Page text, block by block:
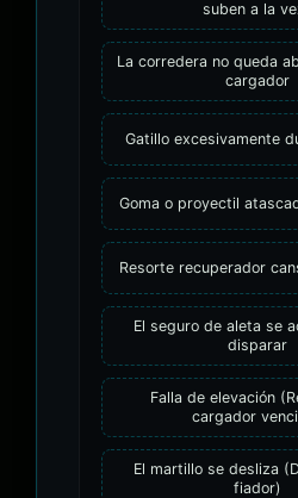
suben a la
La corredera no queda
cargador
Gatillo excesivamente
Goma o proyectil
Resorte recuperador
El seguro de aleta se
disparar
Falla de elevación
cargador
El martillo se desliza
fiador)